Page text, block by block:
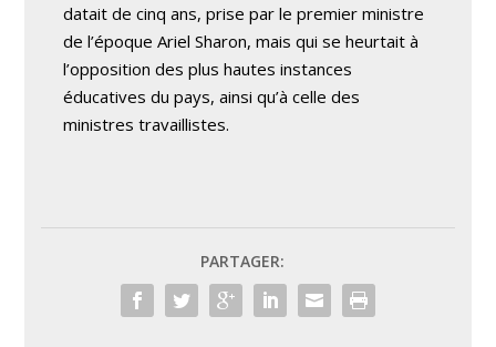
datait de cinq ans, prise par le premier ministre
de l’époque Ariel Sharon, mais qui se heurtait à
l’opposition des plus hautes instances
éducatives du pays, ainsi qu’à celle des
ministres travaillistes.
PARTAGER: